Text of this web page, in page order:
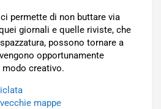
ci permette di non buttare via
giornali e quelle riviste, che
possono tornare a
opportunamente
creativo.
mappe